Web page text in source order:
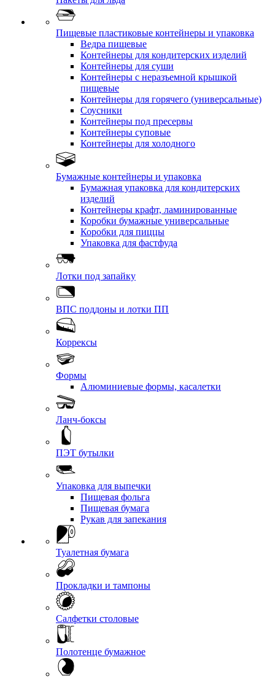
Пищевые пластиковые контейнеры и упаковка
Ведра пищевые
Контейнеры для кондитерских изделий
Контейнеры для суши
Контейнеры с неразъемной крышкой
пищевые
Контейнеры для горячего (универсальные)
Соусники
Контейнеры под пресервы
Контейнеры суповые
Контейнеры для холодного
Бумажные контейнеры и упаковка
Бумажная упаковка для кондитерских
изделий
Контейнеры крафт, ламинированные
Коробки бумажные универсальные
Коробки для пиццы
Упаковка для фастфуда
Лотки под запайку
ВПС поддоны и лотки ПП
Коррексы
Формы
Алюминиевые формы, касалетки
Ланч-боксы
ПЭТ бутылки
Упаковка для выпечки
Пищевая фольга
Пищевая бумага
Рукав для запекания
Туалетная бумага
Прокладки и тампоны
Салфетки столовые
Полотенце бумажное